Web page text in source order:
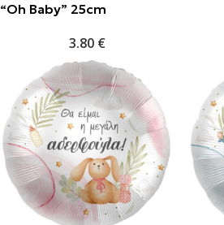
“Oh Baby” 25cm
3.80 €